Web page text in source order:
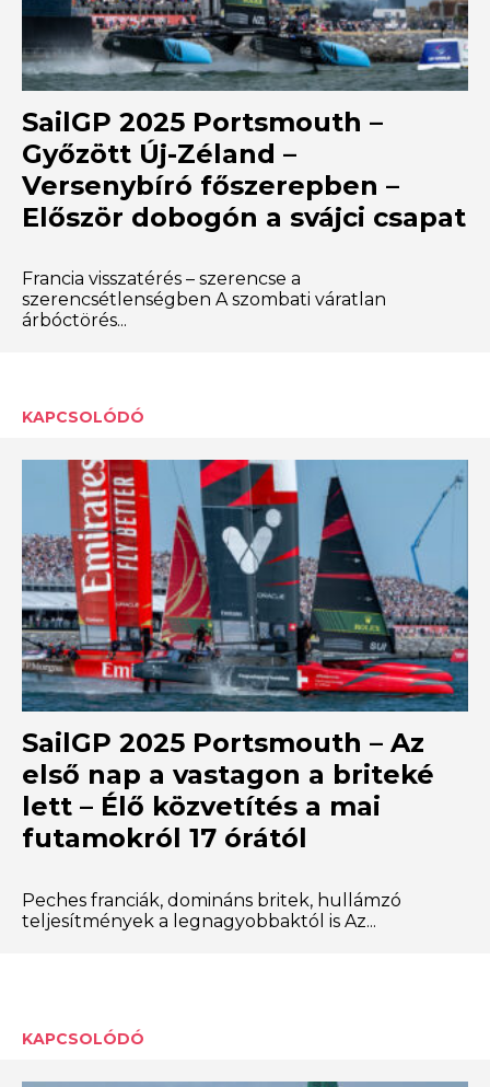
SailGP 2025 Portsmouth –
Győzött Új-Zéland –
Versenybíró főszerepben –
Először dobogón a svájci csapat
Francia visszatérés – szerencse a
szerencsétlenségben A szombati váratlan
árbóctörés...
KAPCSOLÓDÓ
SailGP 2025 Portsmouth – Az
első nap a vastagon a briteké
lett – Élő közvetítés a mai
futamokról 17 órától
Peches franciák, domináns britek, hullámzó
teljesítmények a legnagyobbaktól is Az...
KAPCSOLÓDÓ